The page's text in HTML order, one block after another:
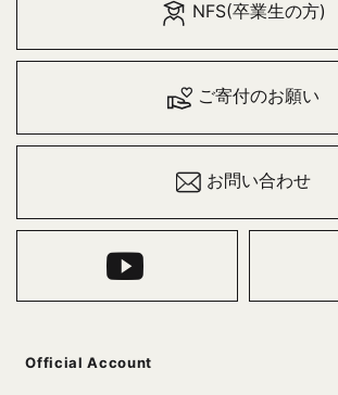
NFS(卒業生の方)
ご寄付のお願い
お問い合わせ
Official Account